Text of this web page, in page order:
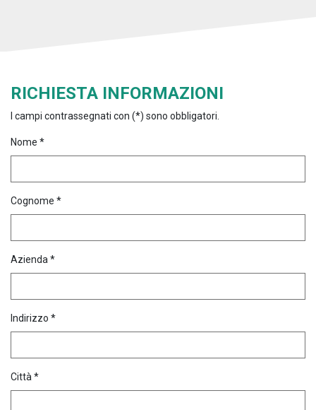
RICHIESTA INFORMAZIONI
I campi contrassegnati con (*) sono obbligatori.
Nome *
Cognome *
Azienda *
Indirizzo *
Città *